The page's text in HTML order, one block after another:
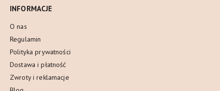
INFORMACJE
O nas
Regulamin
Polityka prywatności
Dostawa i płatność
Zwroty i reklamacje